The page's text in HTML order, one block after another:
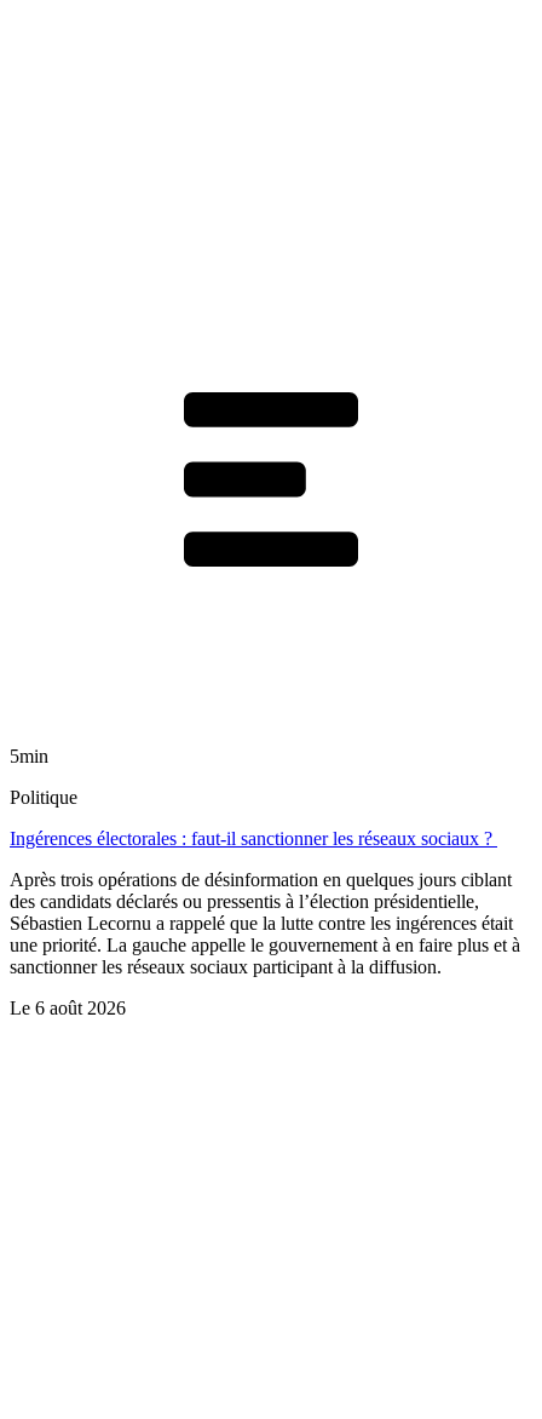
5min
Politique
Ingérences électorales : faut-il sanctionner les réseaux sociaux ?
Après trois opérations de désinformation en quelques jours ciblant
des candidats déclarés ou pressentis à l’élection présidentielle,
Sébastien Lecornu a rappelé que la lutte contre les ingérences était
une priorité. La gauche appelle le gouvernement à en faire plus et à
sanctionner les réseaux sociaux participant à la diffusion.
Le 6 août 2026